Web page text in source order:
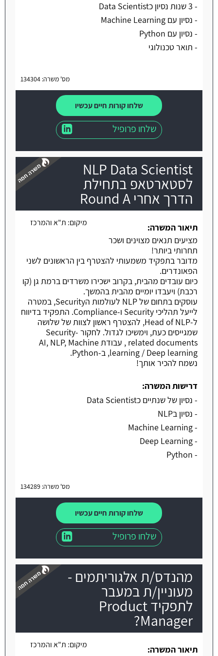
- 3 שנות נסיון כData Scientist
- נסיון עם Machine Learning
- נסיון עם Python
- תואר טכנולוגי
מס' משרה: 134304
שלחו קורות חיים עכשיו
שלחו פרופיל
NLP Data Scientist
לסטארטאפ בתחילת
הדרך אחרי Round A
משרה חמה
מיקום: ת"א והמרכז
תיאור המשרה:
מציעים תנאים מצוינים ושכר
תחרותי ביותר!
מדובר בתפקיד משמעותי להצטרף בין הראשונים לשני
הפאונדרים.
כיום עובדים מהבית, בקרוב ישכירו משרדים ברמת גן (קו
רכבת) ויעבדו יומיים מהבית בהמשך.
עוסקים בתחום של NLP לעולמות הSecurity, במטרה
לייעל תהליכי Security ו-Compliance. התפקיד בדיווח
ל-Head of NLP, להצטרף ראשון לצוות של שלושה
שמגייסים כעת, וימשיכו לגדול. לחקור Security-
related documents , עבודת AI, NLP, Machine
learning / Deep learning, ב-Python.
נשמח להכיר אותך!
דרישות המשרה:
- נסיון של שנתיים כData Scientist
- נסיון בNLP
- Machine Learning
- Deep Learning
- Python
מס' משרה: 134289
שלחו קורות חיים עכשיו
שלחו פרופיל
מהנדס/ת אלגוריתמים -
מעוניין/ת במעבר
לתפקיד Product
Manager?
מיקום: ת"א והמרכז
תיאור המשרה: